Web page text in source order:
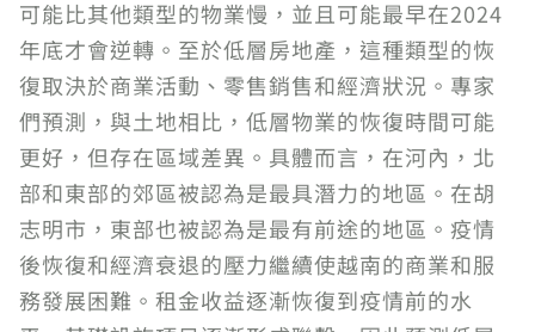
可能比其他類型的物業慢，並且可能最早在2024
年底才會逆轉。至於低層房地產，這種類型的恢
復取決於商業活動、零售銷售和經濟狀況。專家
們預測，與土地相比，低層物業的恢復時間可能
更好，但存在區域差異。具體而言，在河內，北
部和東部的郊區被認為是最具潛力的地區。在胡
志明市，東部也被認為是最有前途的地區。疫情
後恢復和經濟衰退的壓力繼續使越南的商業和服
務發展困難。租金收益逐漸恢復到疫情前的水